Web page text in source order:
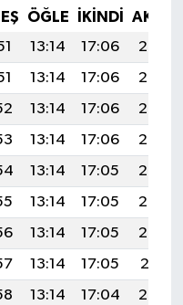
ÖĞLE İKINDI
13:14 17:06
20:27
13:14 17:06
20:26
13:14 17:06
20:26
13:14 17:06
20:25
13:14 17:05
20:24
13:14 17:05
20:23
13:14 17:05
20:22
13:14 17:05
20:21
13:14 17:04
20:20